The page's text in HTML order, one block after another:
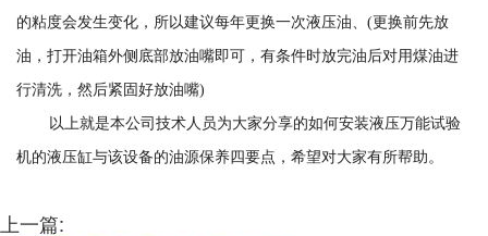
的粘度会发生变化，所以建议每年更换一次液压油、(更换前先放
油，打开油箱外侧底部放油嘴即可，有条件时放完油后对用煤油进
行清洗，然后紧固好放油嘴)
以上就是本公司技术人员为大家分享的如何安装液压万能试验
机的液压缸与该设备的油源保养四要点，希望对大家有所帮助。
上一篇: